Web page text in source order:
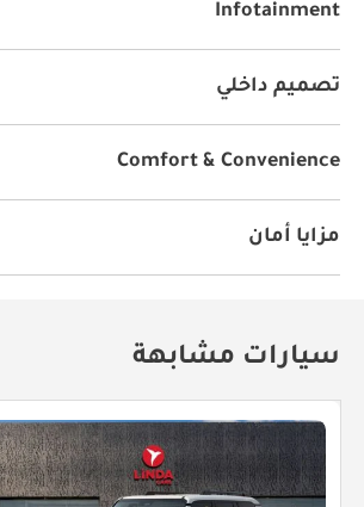
Infotainment
تصميم داخلي
Comfort & Convenience
مزايا أمان
سيارات مشابهة